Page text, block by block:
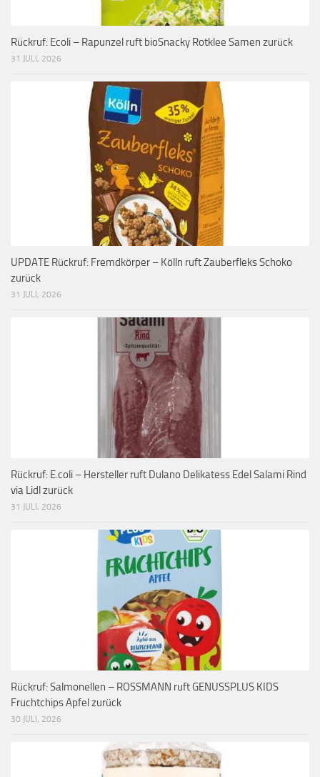
Rückruf: Ecoli – Rapunzel ruft bioSnacky Rotklee Samen zurück
31 JULI, 2026
UPDATE Rückruf: Fremdkörper – Kölln ruft Zauberfleks Schoko
zurück
31 JULI, 2026
Rückruf: E.coli – Hersteller ruft Dulano Delikatess Edel Salami Rind
via Lidl zurück
31 JULI, 2026
Rückruf: Salmonellen – ROSSMANN ruft GENUSSPLUS KIDS
Fruchtchips Apfel zurück
30 JULI, 2026